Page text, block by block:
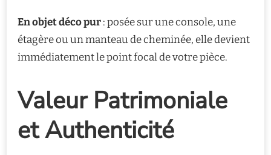
En objet déco pur: posée sur une console, une
étagère ou un manteau de cheminée, elle devient
immédiatement le point focal de votre pièce.
Valeur Patrimoniale
et Authenticité